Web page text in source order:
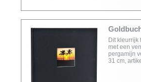
Dit kleurrijk
met een
pergamijn
31 cm,